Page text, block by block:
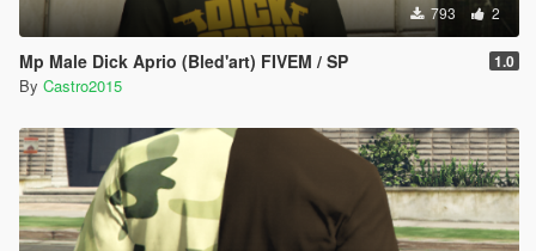
793 2
Mp Male Dick Aprio (Bled'art) FIVEM / SP 1.0
By Castro2015